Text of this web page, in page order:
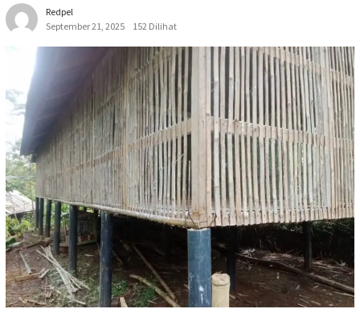
Redpel
September 21, 2025
152 Dilihat